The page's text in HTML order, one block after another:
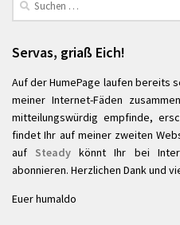
nach:
Servas, griaß Eich!
Auf der HumePage laufen bereits
meiner Internet-Fäden
mitteilungswürdig empfinde,
findet Ihr auf meiner zweiten
auf Steady könnt Ihr bei
abonnieren. Herzlichen Dank und
Euer humaldo